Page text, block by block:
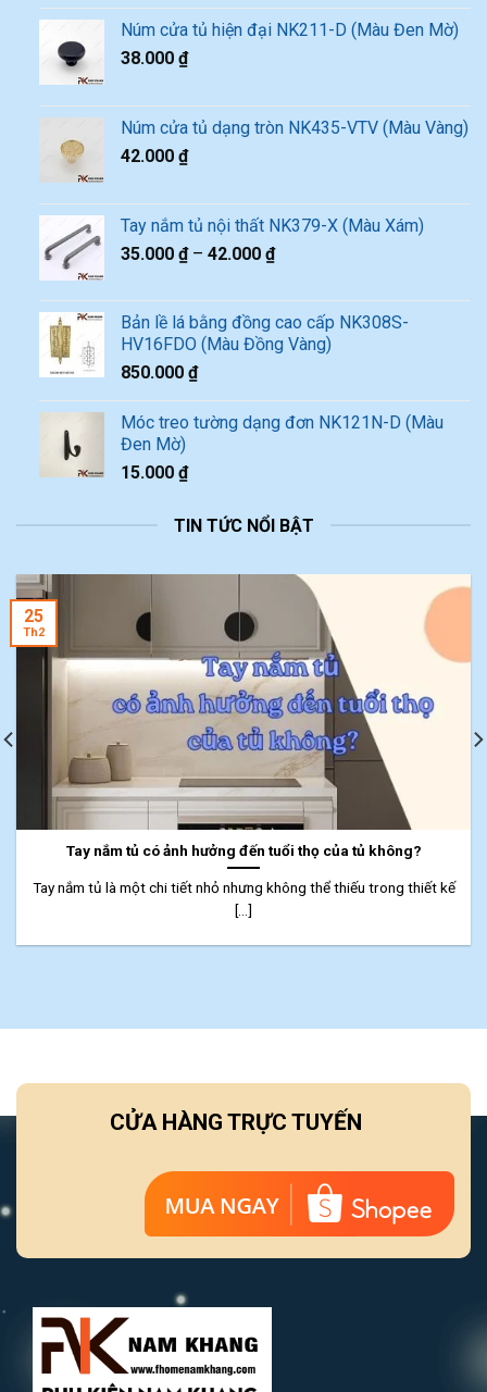
Núm cửa tủ hiện đại NK211-D (Màu Đen Mờ)
38.000 ₫
Núm cửa tủ dạng tròn NK435-VTV (Màu Vàng)
42.000 ₫
Tay nắm tủ nội thất NK379-X (Màu Xám)
35.000 ₫– 42.000 ₫
Bản lề lá bằng đồng cao cấp NK308S-
HV16FDO (Màu Đồng Vàng)
850.000 ₫
Móc treo tường dạng đơn NK121N-D (Màu
Đen Mờ)
15.000 ₫
TIN TỨC NỔI BẬT
Tay nắm tủ có ảnh hưởng đến tuổi thọ của tủ không?
Tay nắm tủ là một chi tiết nhỏ nhưng không thể thiếu trong thiết kế
[...]
25
Th2
CỬA HÀNG TRỰC TUYẾN